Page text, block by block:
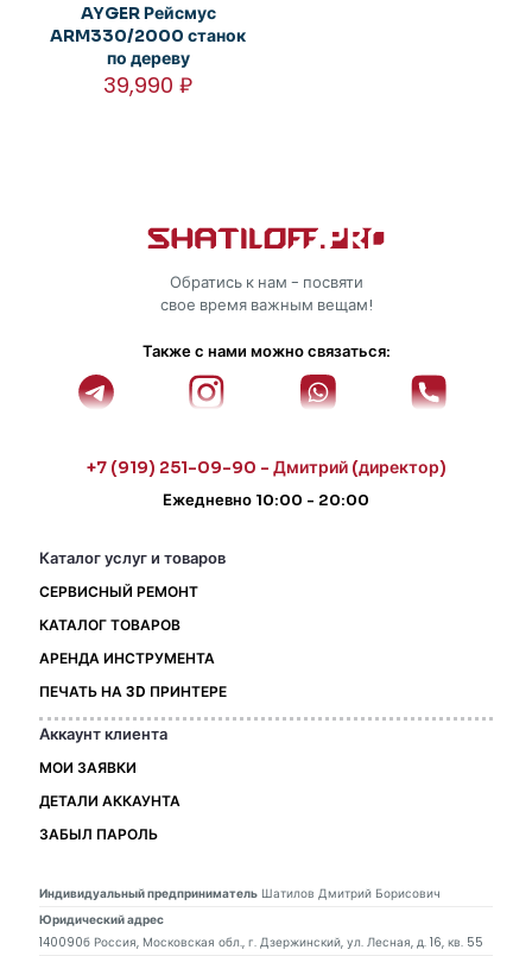
AYGER Рейсмус
ARM330/2000 станок
по дереву
39,990₽
Обратись к нам - посвяти
свое время важным вещам!
Также с нами можно связаться:
+7 (919) 251-09-90 - Дмитрий (директор)
Ежедневно 10:00 - 20:00
Каталог услуг и товаров
СЕРВИСНЫЙ РЕМОНТ
КАТАЛОГ ТОВАРОВ
АРЕНДА ИНСТРУМЕНТА
ПЕЧАТЬ НА 3D ПРИНТЕРЕ
Аккаунт клиента
МОИ ЗАЯВКИ
ДЕТАЛИ АККАУНТА
ЗАБЫЛ ПАРОЛЬ
Индивидуальный предприниматель Шатилов Дмитрий Борисович
Юридический адрес
140090б Россия, Московская обл., г. Дзержинский, ул. Лесная, д. 16, кв. 55